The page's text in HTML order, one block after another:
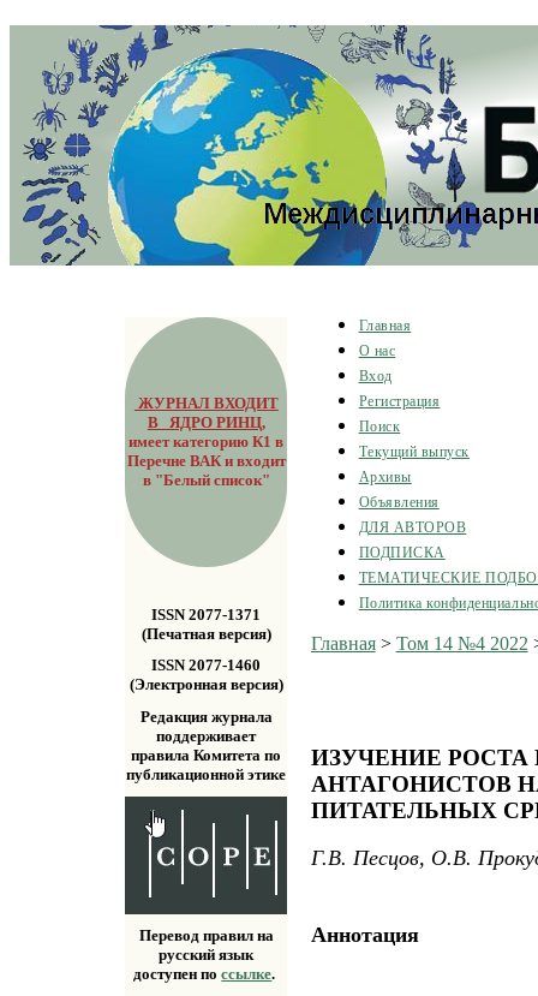
ЖУРНАЛ ВХОДИТ
В ЯДРО РИНЦ,
имеет категорию К1 в
Перечне ВАК и входит
в "Белый список"
ISSN 2077-1371
(Печатная версия)
ISSN 2077-1460
(Электронная версия)
Редакция журнала
поддерживает
правила Комитета по
публикационной этике
Перевод правил на
русский язык
доступен поссылке.
Главная
О нас
Вход
Регистрация
Поиск
Текущий выпуск
Архивы
Объявления
ДЛЯ АВТОРОВ
ПОДПИСКА
ТЕМАТИЧЕСКИЕ
Политика
Главная> Том 14 №4 2022
ИЗУЧЕНИЕ РОСТА
АНТАГОНИСТОВ
ПИТАТЕЛЬНЫХ
Г.В. Песцов, О.В.
Аннотация